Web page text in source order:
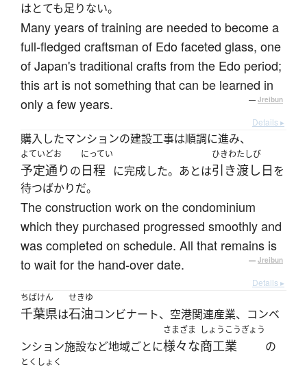
はとても足りない。
Many years of training are needed to become a
full-fledged craftsman of Edo faceted glass, one
of Japan's traditional crafts from the Edo period;
this art is not something that can be learned in
only a few years.
— Jreibun
Details ▸
購入したマンションの建設工事は順調に進み、
よていどお
予定通りの
にってい
日程 に完成した。あとは
ひきわたしび
引き渡し日を
待つばかりだ。
The construction work on the condominium
which they purchased progressed smoothly and
was completed on schedule. All that remains is
to wait for the hand-over date.
— Jreibun
Details ▸
ちばけん
千葉県は
せきゆ
石油コンビナート、空港関連産業、コンベ
ンション施設など地域ごとに
さまざま
様々な
しょうこうぎょう
商工業 の
とくしょく